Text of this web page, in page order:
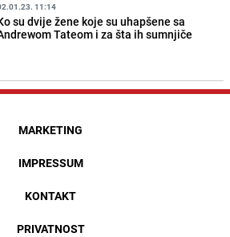
11:14
su dvije žene koje su uhapšene sa
Tateom i za šta ih sumnjiče
MARKETING
IMPRESSUM
KONTAKT
PRIVATNOST